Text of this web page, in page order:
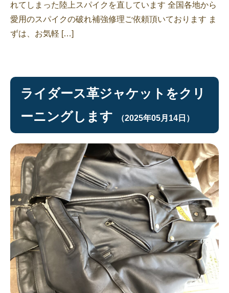
れてしまった陸上スパイクを直しています 全国各地から
愛用のスパイクの破れ補強修理ご依頼頂いております ま
ずは、お気軽 […]
ライダース革ジャケットをクリ
ーニングします
（2025年05月14日）